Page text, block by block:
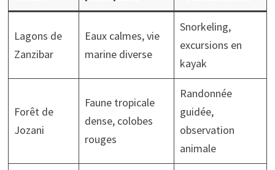
Lagons de
Zanzibar
Eaux calmes, vie
marine diverse
Snorkeling,
excursions en
kayak
Forêt de
Jozani
Faune tropicale
dense, colobes
rouges
Randonnée
guidée,
observation
animale